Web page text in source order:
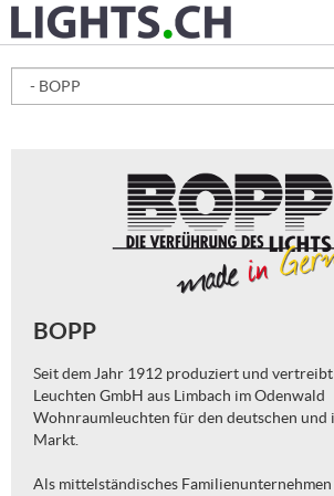
Skip
BOPP
Seit dem Jahr 1912 produziert und
Leuchten GmbH aus Limbach im Odenwald
Wohnraumleuchten für den deutschen und
Markt.
Als mittelständisches